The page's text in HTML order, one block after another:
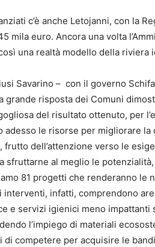
c’è anche Letojanni, con la
mila euro. Ancora una volta
una realtà modello della riviera
Savarino – con il governo
grande risposta dei Comuni
del risultato ottenuto, per
adesso le risorse per migliorare la
dell’attenzione verso le
sfruttarne al meglio le
81 progetti che renderanno le
infatti, comprendono
e servizi igienici meno impattanti
l’impiego di materiali
competere per acquisire le